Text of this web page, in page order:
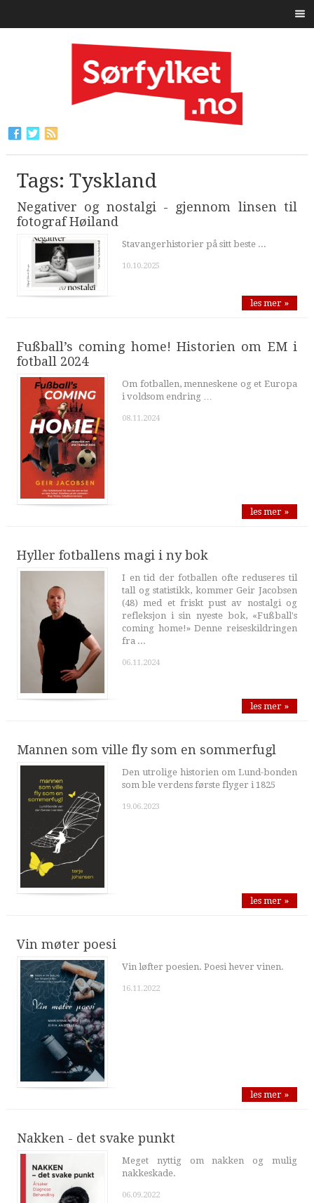
Tags: Tyskland
Negativer og nostalgi - gjennom linsen til
fotograf Høiland
Stavangerhistorier på sitt beste ...
10.10.2025
les mer »
Fußball’s coming home! Historien om EM i
fotball 2024
Om fotballen, menneskene og et Europa
i voldsom endring …
08.11.2024
les mer »
Hyller fotballens magi i ny bok
I en tid der fotballen ofte reduseres til
tall og statistikk, kommer Geir Jacobsen
(48) med et friskt pust av nostalgi og
refleksjon i sin nyeste bok, «Fußball's
coming home!» Denne reiseskildringen
fra ...
06.11.2024
les mer »
Mannen som ville fly som en sommerfugl
Den utrolige historien om Lund-bonden
som ble verdens første flyger i 1825
19.06.2023
les mer »
Vin møter poesi
Vin løfter poesien. Poesi hever vinen.
16.11.2022
les mer »
Nakken - det svake punkt
Meget nyttig om nakken og mulig
nakkeskade.
06.09.2022